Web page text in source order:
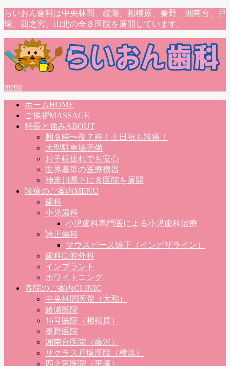
らいおん歯科は中央林間、綾瀬、相模原、秦野、湘南台、戸
塚、四之宮、山北の全８医院を展開しています。
menu
ホームHOME
ご挨拶MASSAGE
特長と強みABOUT
朝９時〜夜７時！土日祝も診療！
大型駐車場完備
お子様連れでも安心
世界基準の医療機器
神奈川県下に８医院を展開
診療のご案内MENU
歯科
小児歯科
小児歯科専門医による小児歯科治療
矯正歯科
マウスピース矯正（インビザライン）
歯科口腔外科
インプラント
ホワイトニング
各院のご案内CLINIC
中央林間医院（大和）
綾瀬医院
16号医院（相模原）
秦野医院
湘南台医院（藤沢）
サクラス戸塚医院（横浜）
四之宮医院（平塚）